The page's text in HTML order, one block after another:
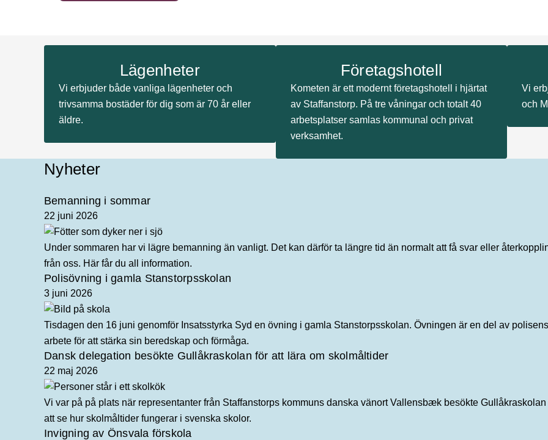
Lägenheter
Vi erbjuder både vanliga lägenheter och
trivsamma bostäder för dig som är 70 år eller
äldre.
Företagshotell
Kometen är ett modernt företagshotell i hjärtat
av Staffanstorp. På tre våningar och totalt 40
arbetsplatser samlas kommunal och privat
verksamhet.
Vi
och
Nyheter
Bemanning i sommar
22 juni 2026
Under sommaren har vi lägre bemanning än vanligt. Det kan därför ta längre tid än normalt att få svar eller
från oss. Här får du all information.
Polisövning i gamla Stanstorpsskolan
3 juni 2026
Tisdagen den 16 juni genomför Insatsstyrka Syd en övning i gamla Stanstorpsskolan. Övningen är en del av polisens
arbete för att stärka sin beredskap och förmåga.
Dansk delegation besökte Gullåkraskolan för att lära om skolmåltider
22 maj 2026
Vi var på på plats när representanter från Staffanstorps kommuns danska vänort Vallensbæk besökte Gullåkraskolan
att se hur skolmåltider fungerar i svenska skolor.
Invigning av Önsvala förskola